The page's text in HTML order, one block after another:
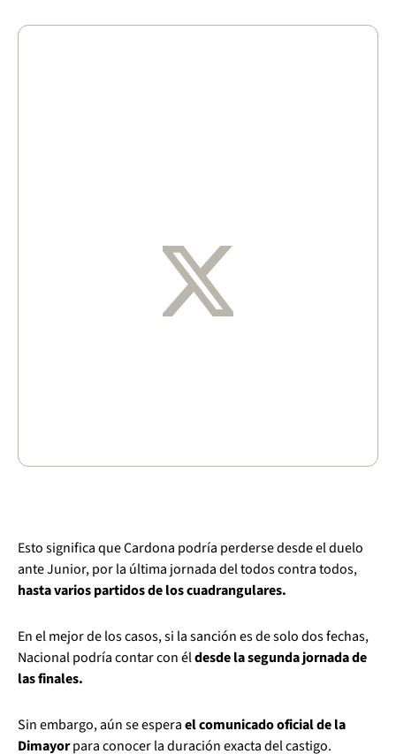
Esto significa que Cardona podría perderse desde el duelo
ante Junior, por la última jornada del todos contra todos,
hasta varios partidos de los cuadrangulares.
En el mejor de los casos, si la sanción es de solo dos fechas,
Nacional podría contar con éldesde la segunda jornada de
las finales.
Sin embargo, aún se esperael comunicado oficial de la
Dimayorpara conocer la duración exacta del castigo.